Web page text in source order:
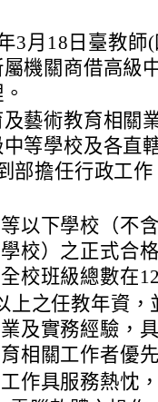
3月18日臺教師
機關商借高級
藝術教育相關
等學校及各直
部擔任行政工
以下學校（不
校）之正式合
校班級總數在
上之任教年資
及實務經驗，
相關工作者優
作具服務熱忱